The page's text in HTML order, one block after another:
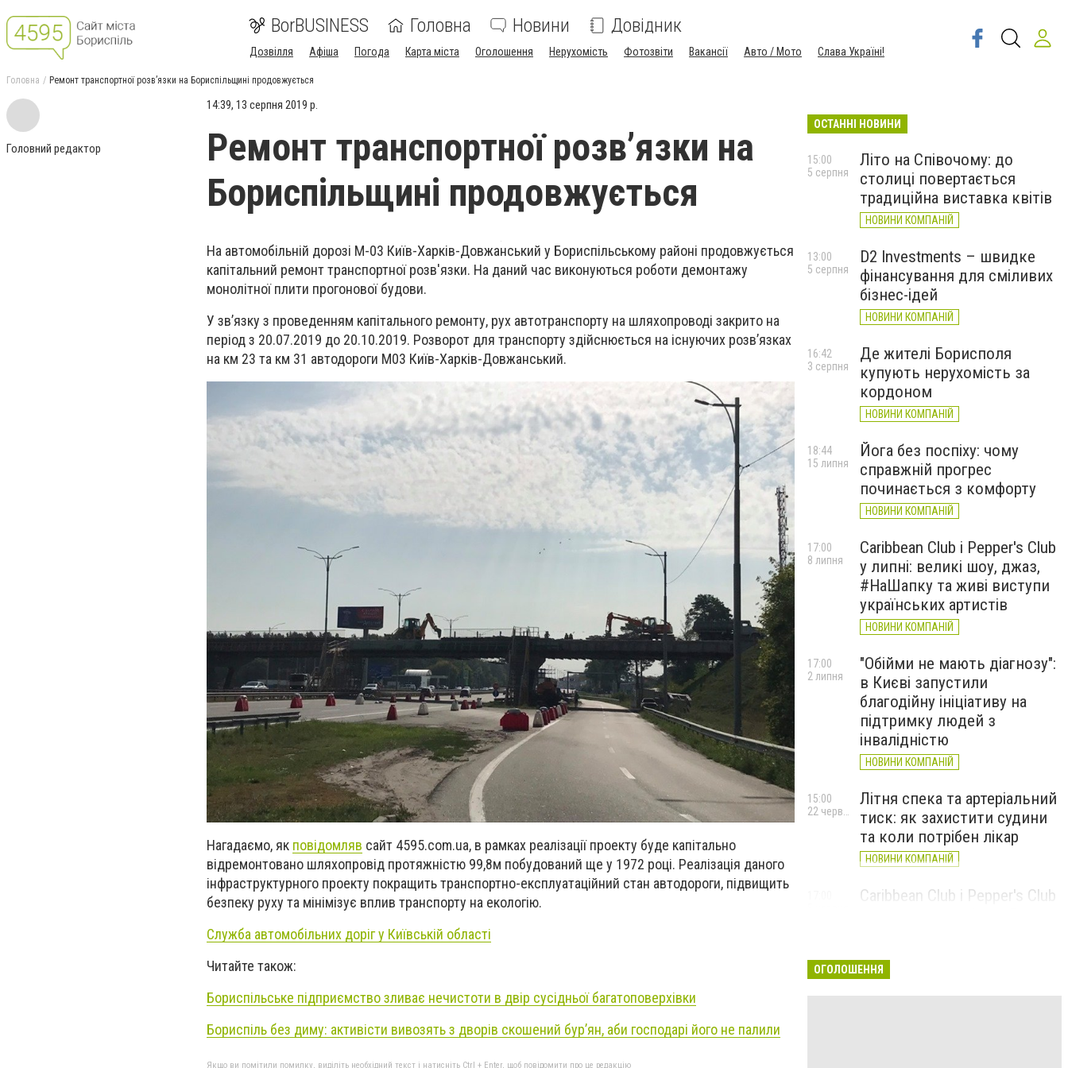
BorBUSINESS Головна Новини Довідник
Дозвілля Афіша Погода Карта міста Оголошення Нерухомість Фотозвіти Вакансії Авто / Мото Слава Україні!
Головна Ремонт транспортної розв’язки на Бориспільщині продовжується
Головний редактор
14:39, 13 серпня 2019 р.
Ремонт транспортної розв’язки на
Бориспільщині продовжується
На автомобільній дорозі М-03 Київ-Харків-Довжанський у Бориспільському районі продовжується
капітальний ремонт транспортної розв'язки. На даний час виконуються роботи демонтажу
монолітної плити прогонової будови.
У зв’язку з проведенням капітального ремонту, рух автотранспорту на шляхопроводі закрито на
період з 20.07.2019 до 20.10.2019. Розворот для транспорту здійснюється на існуючих розв’язках
на км 23 та км 31 автодороги М03 Київ-Харків-Довжанський.
Нагадаємо, як повідомляв сайт 4595.com.ua, в рамках реалізації проекту буде капітально
відремонтовано шляхопровід протяжністю 99,8м побудований ще у 1972 році. Реалізація даного
інфраструктурного проекту покращить транспортно-експлуатаційний стан автодороги, підвищить
безпеку руху та мінімізує вплив транспорту на екологію.
Служба автомобільних доріг у Київській області
Читайте також:
Бориспільське підприємство зливає нечистоти в двір сусідньої багатоповерхівки
Бориспіль без диму: активісти вивозять з дворів скошений бур’ян, аби господарі його не палили
Якщо ви помітили помилку, виділіть необхідний текст і натисніть Ctrl + Enter, щоб повідомити про це редакцію
ОСТАННІ НОВИНИ
Літо на Співочому: до
столиці повертається
традиційна виставка квітів
НОВИНИ КОМПАНІЙ
15:00
5 серпня
D2 Investments – швидке
фінансування для сміливих
бізнес-ідей
НОВИНИ КОМПАНІЙ
13:00
5 серпня
Де жителі Борисполя
купують нерухомість за
кордоном
НОВИНИ КОМПАНІЙ
16:42
3 серпня
Йога без поспіху: чому
справжній прогрес
починається з комфорту
НОВИНИ КОМПАНІЙ
18:44
15 липня
Caribbean Club і Pepper's Club
у липні: великі шоу, джаз,
#НаШапку та живі виступи
українських артистів
НОВИНИ КОМПАНІЙ
17:00
8 липня
"Обійми не мають діагнозу":
в Києві запустили
благодійну ініціативу на
підтримку людей з
інвалідністю
НОВИНИ КОМПАНІЙ
17:00
2 липня
Літня спека та артеріальний
тиск: як захистити судини
та коли потрібен лікар
НОВИНИ КОМПАНІЙ
15:00
Caribbean Club і Pepper's Club
НОВИНИ КОМПАНІЙ
ОГОЛОШЕННЯ